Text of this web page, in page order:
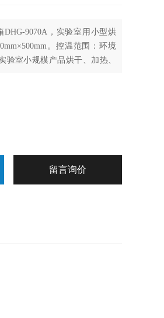
9070A，实验室用小型烘
。控温范围：环境
验室小规模产品烘干、加热、
留言询价